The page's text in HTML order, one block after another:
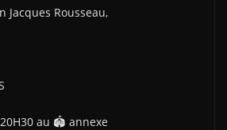
Jacques Rousseau,
au 🏟 annexe